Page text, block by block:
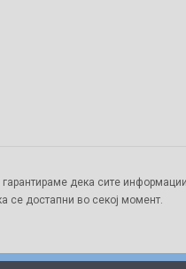
дека сите
се достапни во секој момент.